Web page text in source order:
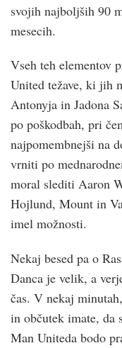
svojih najboljših 90
mesecih.
Vseh teh elementov
United težave, ki jih
Antonyja in Jadona
po poškodbah, pri
najpomembnejši na
vrniti po
moral slediti Aaron
Hojlund, Mount in
imel možnosti.
Nekaj besed pa o
Danca je velik, a
čas. V nekaj
in občutek imate, da
Man Uniteda bodo